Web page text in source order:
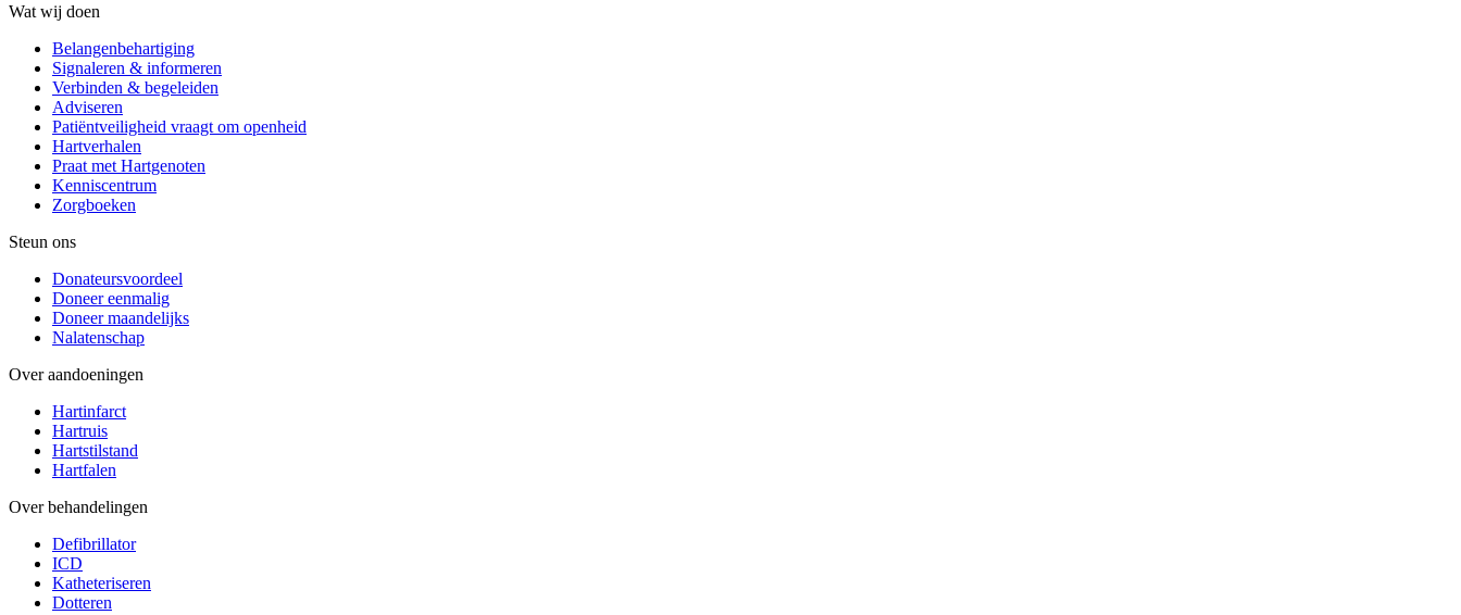
Wat wij doen
Belangenbehartiging
Signaleren & informeren
Verbinden & begeleiden
Adviseren
Patiëntveiligheid vraagt om openheid
Hartverhalen
Praat met Hartgenoten
Kenniscentrum
Zorgboeken
Steun ons
Donateursvoordeel
Doneer eenmalig
Doneer maandelijks
Nalatenschap
Over aandoeningen
Hartinfarct
Hartruis
Hartstilstand
Hartfalen
Over behandelingen
Defibrillator
ICD
Katheteriseren
Dotteren